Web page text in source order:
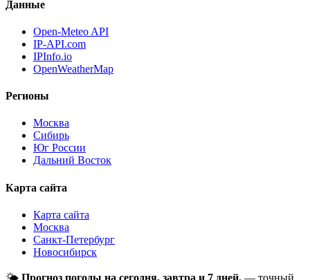
Данные
Open-Meteo API
IP-API.com
IPInfo.io
OpenWeatherMap
Регионы
Москва
Сибирь
Юг России
Дальний Восток
Карта сайта
Карта сайта
Москва
Санкт-Петербург
Новосибирск
🌤 Прогноз погоды на сегодня, завтра и 7 дней. — точный